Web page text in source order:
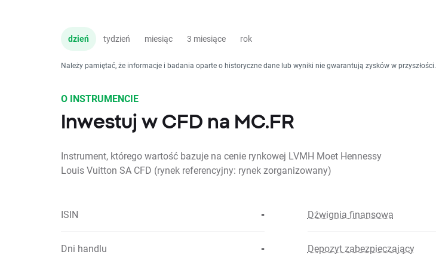
dzień tydzień miesiąc 3 miesiące rok
Należy pamiętać, że informacje i badania oparte o historyczne dane lub wyniki nie gwarantują zysków w przyszłości.
O INSTRUMENCIE
Inwestuj w CFD na MC.FR
Instrument, którego wartość bazuje na cenie rynkowej LVMH Moet Hennessy
Louis Vuitton SA CFD (rynek referencyjny: rynek zorganizowany)
ISIN - Dźwignia finansowa
Dni handlu - Depozyt zabezpieczający